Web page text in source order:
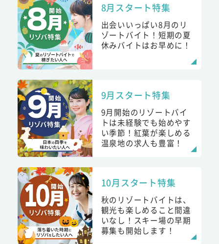
8月スタート特集
出会いいっぱい8月のリ
ゾートバイト！短期の夏
休みバイトはお早めに！
9月スタート特集
9月開始のリゾートバイ
トは未経験でも始めやす
い季節！紅葉が楽しめる
温泉地の求人も豊富！
10月スタート特集
秋のリゾートバイトは、
観光も楽しめること間違
いなし！スキー場の早期
募集も開始します！